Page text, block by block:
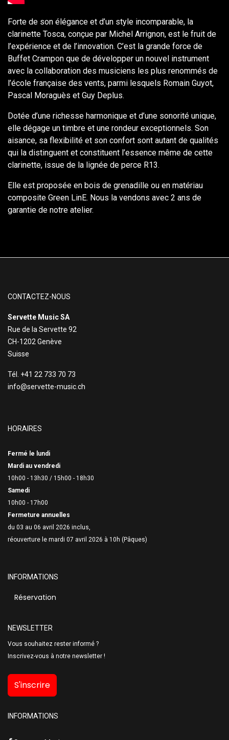
Forte de son élégance et d’un style incomparable, la
clarinette Tosca, conçue par Michel Arrignon, est le fruit de
l’expérience et de l’innovation. C’est la grande force de
Buffet Crampon que de développer un nouvel instrument
avec la collaboration des musiciens les plus renommés de
l’école française des vents, parmi lesquels Romain Guyot,
Pascal Moraguès et Guy Deplus.
Dotée d’une richesse harmonique et d’une sonorité unique,
elle dégage un timbre et une rondeur exceptionnels. Son
aisance, sa flexibilité et son confort sont autant de qualités
qui la distinguent et constituent l’essence même de cette
clarinette, issue de la lignée de perce R13.
Elle est proposée en bois de grenadille ou en matériau
composite Green LinE. Nous la vendons avec 2 ans de
garantie de notre atelier.
CONTACTEZ-NOUS
Servette Music SA
Rue de la Servette 92
CH-1202 Genève
Suisse
Tél. +41 22 733 70 73
info@servette-music.ch
HORAIRES
Fermé le lundi
Mardi au vendredi
10h00 - 13h30 / 15h00 - 18h30
Samedi
10h00 - 17h00
Fermeture annuelles
du 03 au 06 avril 2026 inclus,
réouverture le mardi 07 avril 2026 à 10h (Pâques)
INFORMATIONS
Réservation
NEWSLETTER
Vous souhaitez rester informé ?
Inscrivez-vous à notre newsletter !
S'inscrire
INFORMATIONS